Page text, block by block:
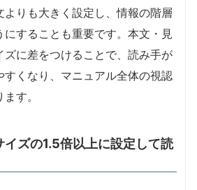
よりも大きく設定し、情報の階層
にすることも重要です。本文・見
ズに差をつけることで、読み手が
すくなり、マニュアル全体の視認
す。
ズの1.5倍以上に設定して読